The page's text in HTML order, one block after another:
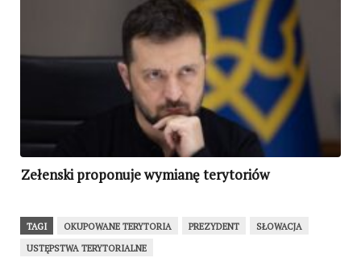
Zełenski proponuje wymianę terytoriów
TAGI OKUPOWANE TERYTORIA PREZYDENT
SŁOWACJA
USTĘPSTWA TERYTORIALNE